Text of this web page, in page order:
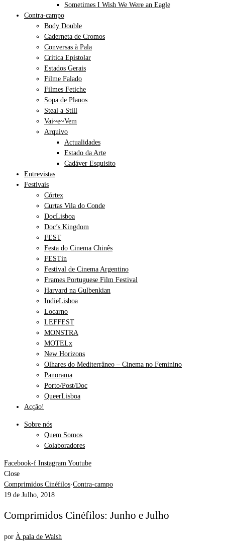
Sometimes I Wish We Were an Eagle
Contra-campo
Body Double
Caderneta de Cromos
Conversas à Pala
Crítica Epistolar
Estados Gerais
Filme Falado
Filmes Fetiche
Sopa de Planos
Steal a Still
Vai~e~Vem
Arquivo
Actualidades
Estado da Arte
Cadáver Esquisito
Entrevistas
Festivais
Córtex
Curtas Vila do Conde
DocLisboa
Doc’s Kingdom
FEST
Festa do Cinema Chinês
FESTin
Festival de Cinema Argentino
Frames Portuguese Film Festival
Harvard na Gulbenkian
IndieLisboa
Locarno
LEFFEST
MONSTRA
MOTELx
New Horizons
Olhares do Mediterrâneo – Cinema no Feminino
Panorama
Porto/Post/Doc
QueerLisboa
Acção!
Sobre nós
Quem Somos
Colaboradores
Facebook-f Instagram Youtube
Close
Comprimidos Cinéfilos·Contra-campo
19 de Julho, 2018
Comprimidos Cinéfilos: Junho e Julho
por À pala de Walsh